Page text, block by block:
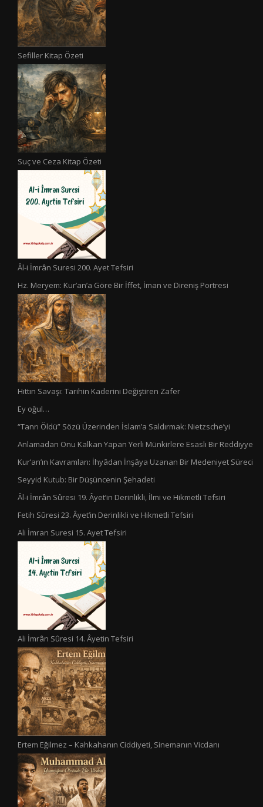
Sefiller Kitap Özeti
Suç ve Ceza Kitap Özeti
Âl-i İmrân Suresi 200. Ayet Tefsiri
Hz. Meryem: Kur’an’a Göre Bir İffet, İman ve Direniş Portresi
Hıttın Savaşı: Tarihin Kaderini Değiştiren Zafer
Ey oğul…
“Tanrı Öldü” Sözü Üzerinden İslam’a Saldırmak: Nietzsche’yi
Anlamadan Onu Kalkan Yapan Yerli Münkirlere Esaslı Bir Reddiyye
Kur’an’ın Kavramları: İhyâdan İnşâya Uzanan Bir Medeniyet Süreci
Seyyid Kutub: Bir Düşüncenin Şehadeti
Âl-i İmrân Sûresi 19. Âyet’in Derinlikli, İlmi ve Hikmetli Tefsiri
Fetih Sûresi 23. Âyet’in Derinlikli ve Hikmetli Tefsiri
Ali İmran Suresi 15. Ayet Tefsiri
Ali İmrân Sûresi 14. Âyetin Tefsiri
Ertem Eğilmez – Kahkahanın Ciddiyeti, Sinemanın Vicdanı